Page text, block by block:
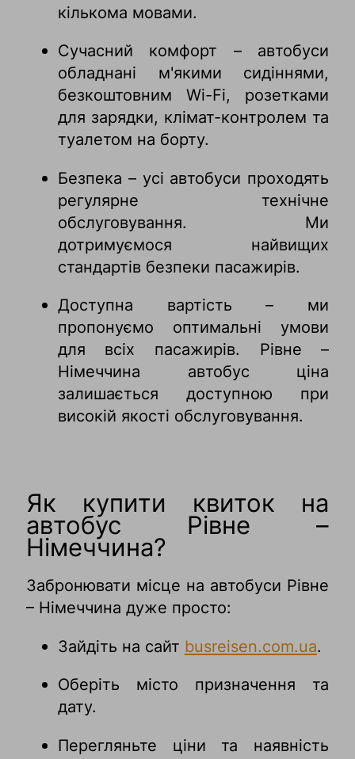
кількома мовами.
Сучасний комфорт – автобуси
обладнані м'якими сидіннями,
безкоштовним Wi-Fi, розетками
для зарядки, клімат-контролем та
туалетом на борту.
Безпека – усі автобуси проходять
регулярне технічне
обслуговування. Ми
дотримуємося найвищих
стандартів безпеки пасажирів.
Доступна вартість – ми
пропонуємо оптимальні умови
для всіх пасажирів. Рівне –
Німеччина автобус ціна
залишається доступною при
високій якості обслуговування.
Як купити квиток на
автобус Рівне –
Німеччина?
Забронювати місце на автобуси Рівне
– Німеччина дуже просто:
Зайдіть на сайт busreisen.com.ua.
Оберіть місто призначення та
дату.
Перегляньте ціни та наявність